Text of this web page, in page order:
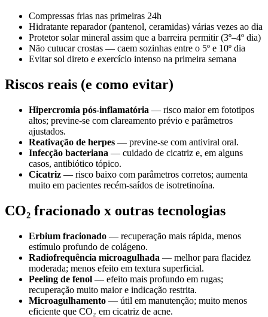
Compressas frias nas primeiras 24h
Hidratante reparador (pantenol, ceramidas) várias vezes ao dia
Protetor solar mineral assim que a barreira permitir (3º–4º dia)
Não cutucar crostas — caem sozinhas entre o 5º e 10º dia
Evitar sol direto e exercício intenso na primeira semana
Riscos reais (e como evitar)
Hipercromia pós-inflamatória — risco maior em fototipos
altos; previne-se com clareamento prévio e parâmetros
ajustados.
Reativação de herpes — previne-se com antiviral oral.
Infecção bacteriana — cuidado de cicatriz e, em alguns
casos, antibiótico tópico.
Cicatriz — risco baixo com parâmetros corretos; aumenta
muito em pacientes recém-saídos de isotretinoína.
CO₂ fracionado x outras tecnologias
Erbium fracionado — recuperação mais rápida, menos
estímulo profundo de colágeno.
Radiofrequência microagulhada — melhor para flacidez
moderada; menos efeito em textura superficial.
Peeling de fenol — efeito mais profundo em rugas;
recuperação muito maior e indicação restrita.
Microagulhamento — útil em manutenção; muito menos
eficiente que CO₂ em cicatriz de acne.